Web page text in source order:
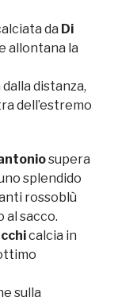
da Di
allontana la
distanza,
dell’estremo
supera
splendido
rossoblù
al sacco.
calcia in
sulla